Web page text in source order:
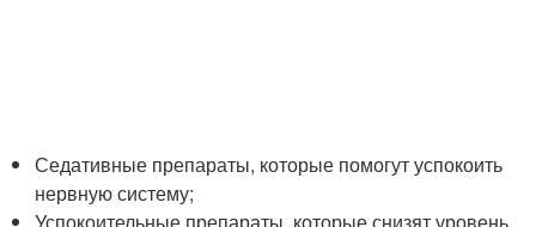
Седативные препараты, которые помогут успокоить
нервную систему;